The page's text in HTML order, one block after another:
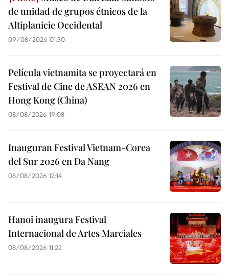
de unidad de grupos étnicos de la
Altiplanicie Occidental
09/08/2026 01:30
Película vietnamita se proyectará en
Festival de Cine de ASEAN 2026 en
Hong Kong (China)
08/08/2026 19:08
Inauguran Festival Vietnam-Corea
del Sur 2026 en Da Nang
08/08/2026 12:14
Hanoi inaugura Festival
Internacional de Artes Marciales
08/08/2026 11:22